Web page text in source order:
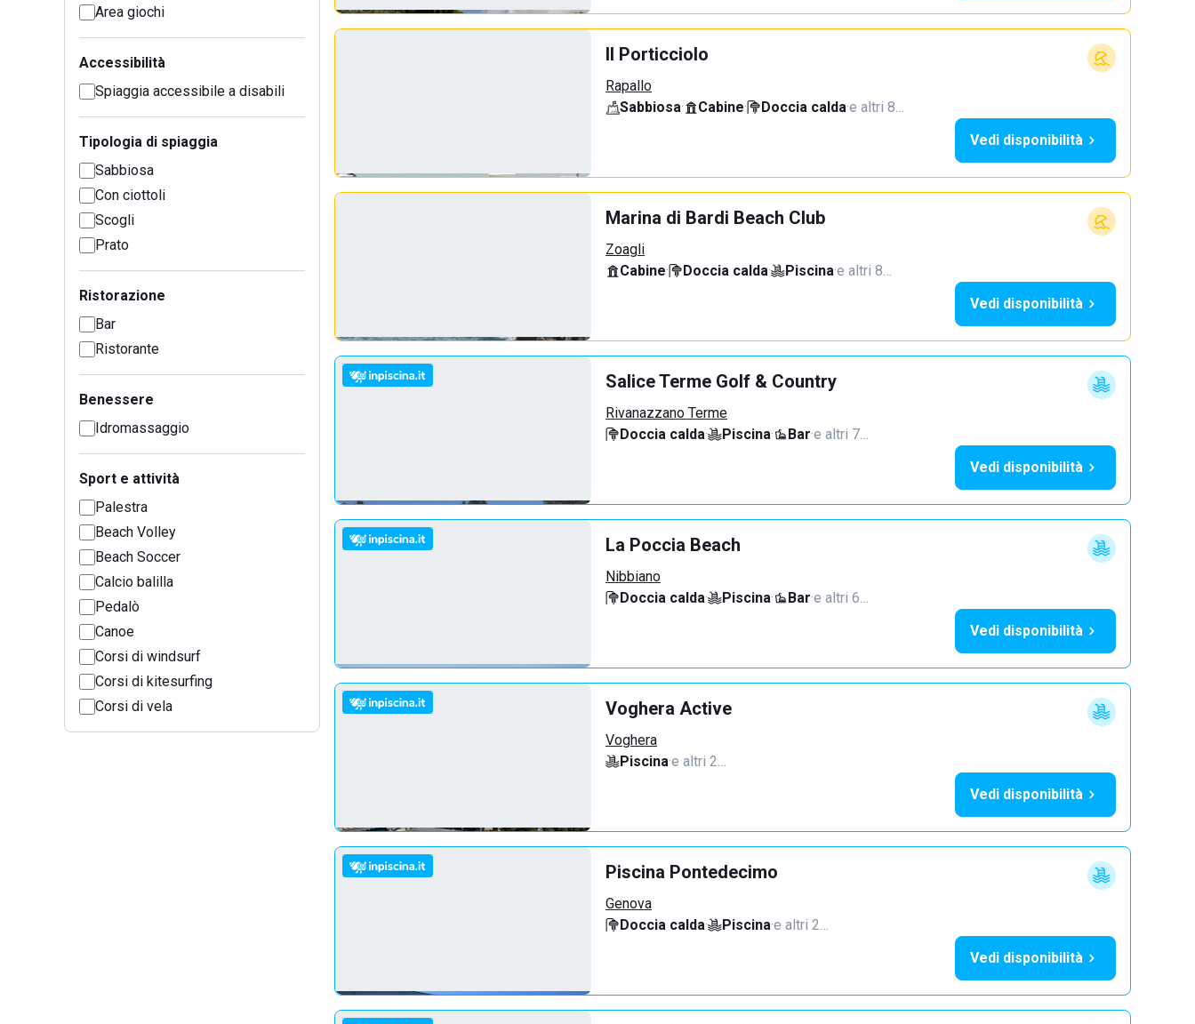
Area giochi
Accessibilità
Spiaggia accessibile a disabili
Tipologia di spiaggia
Sabbiosa
Con ciottoli
Scogli
Prato
Ristorazione
Bar
Ristorante
Benessere
Idromassaggio
Sport e attività
Palestra
Beach Volley
Beach Soccer
Calcio balilla
Pedalò
Canoe
Corsi di windsurf
Corsi di kitesurfing
Corsi di vela
Il Porticciolo
Rapallo
Sabbiosa· Cabine· Doccia calda·e altri 8…
Vedi disponibilità
Marina di Bardi Beach Club
Zoagli
Cabine· Doccia calda· Piscina·e altri 8…
Vedi disponibilità
Salice Terme Golf & Country
Rivanazzano Terme
Doccia calda· Piscina· Bar·e altri 7…
Vedi disponibilità
La Poccia Beach
Nibbiano
Doccia calda· Piscina· Bar·e altri 6…
Vedi disponibilità
Voghera Active
Voghera
Piscina·e altri 2…
Vedi disponibilità
Piscina Pontedecimo
Genova
Doccia calda· Piscina·e altri 2…
Vedi disponibilità